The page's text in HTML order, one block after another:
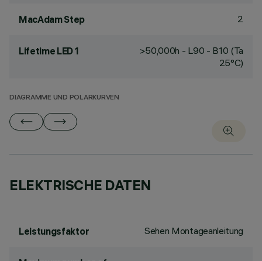
MacAdam Step 2
Lifetime LED 1
>50,000h - L90 - B10 (Ta
25°C)
DIAGRAMME UND POLARKURVEN
ELEKTRISCHE DATEN
Leistungsfaktor Sehen Montageanleitung